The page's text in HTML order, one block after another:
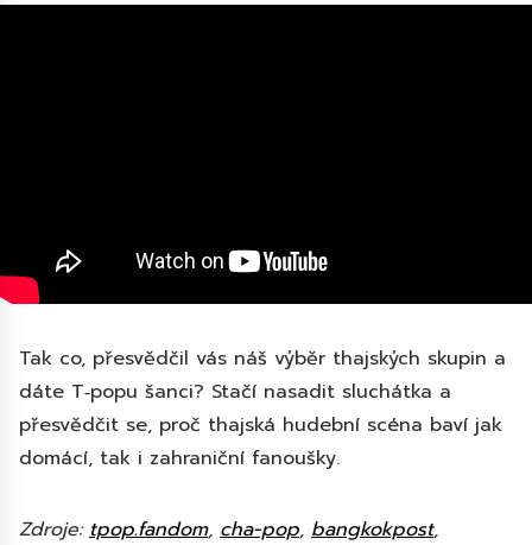
Tak co, přesvědčil vás náš výběr thajských skupin a
dáte T‑popu šanci? Stačí nasadit sluchátka a
přesvědčit se, proč thajská hudební scéna baví jak
domácí, tak i zahraniční fanoušky.
Zdroje: tpop.fandom, cha-pop, bangkokpost,